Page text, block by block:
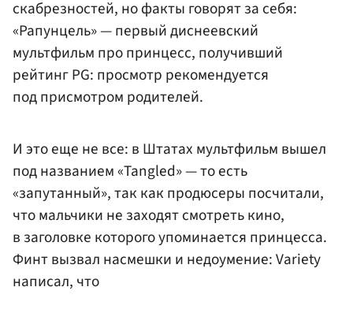
скабрезностей, но факты говорят за себя:
«Рапунцель» — первый диснеевский
мультфильм про принцесс, получивший
рейтинг PG: просмотр рекомендуется
под присмотром родителей.
И это еще не все: в Штатах мультфильм вышел
под названием «Tangled» — то есть
«запутанный», так как продюсеры посчитали,
что мальчики не заходят смотреть кино,
в заголовке которого упоминается принцесса.
Финт вызвал насмешки и недоумение: Variety
написал, что